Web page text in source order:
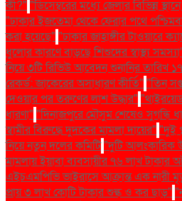
কী?" "ডিসেম্বরের মধ্যে জেলার বিভিন্ন
"ঢাকার ইজতেমা থেকে ফেরার পথে
করা হয়েছে" "ঢাকার জাহাঙ্গীর টাওয়ারে
ধুলোর কারণে বাড়ছে শিশুদের স্বাস্থ্য
নিয়ে ৩টি রিভিউ আবেদন শুনানির তারিখ
রেকর্ড: জাকেরের অসাধারণ কীর্তি" "তিন
দেওয়ার পর তরুণের লাশ উদ্ধার"
ধারণা" "দিনাজপুরে মৌসুম শেষেও সুগন্ধি
স্বামীর বিরুদ্ধে দুদকের মামলা দায়ের" "দুই
নিয়ে নতুন দলের কমিটি"দুটি আলংকারিক
মামলায় ইয়াবা ব্যবসায়ীর ৭৬ লাখ টাকার
এইচএমপিভি ভাইরাসে আক্রান্ত এক নারী
প্রায় ৩ লাখ কোটি টাকার শুল্ক ও কর ছাড়"